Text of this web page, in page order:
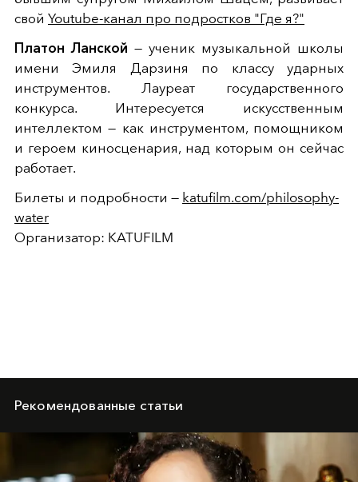
свой Youtube-канал про подростков "Где я?"
Платон Ланской — ученик музыкальной школы
имени Эмиля Дарзиня по классу ударных
инструментов. Лауреат государственного
конкурса. Интересуется искусственным
интеллектом — как инструментом, помощником
и героем киносценария, над которым он сейчас
работает.
Билеты и подробности — katufilm.com/philosophy-
water
Организатор: KATUFILM
Рекомендованные статьи